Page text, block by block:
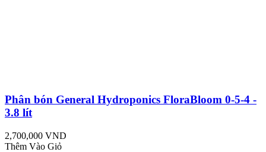
Phân bón General Hydroponics FloraBloom 0-5-4 -
3.8 lít
2,700,000 VND
Thêm Vào Giỏ